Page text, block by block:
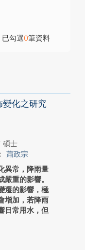
已勾選0筆資料
化之研究
士
蕭政宗
異常，降雨量
重的影響。
遷的影響，極
增加，若降雨
日常用水，但